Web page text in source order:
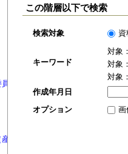
会等(1466)
官学連
この階層以下で検索
検索対象 資
キーワード
対象
対象
対象
作成年月日
オプション
画